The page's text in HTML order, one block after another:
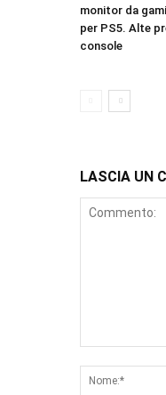
monitor da
per PS5. Alte
console
LASCIA UN